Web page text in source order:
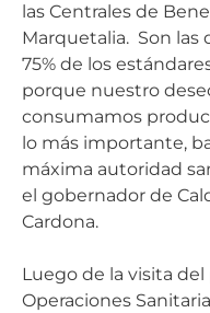
las Centrales de
Marquetalia. Son las
75% de los
porque nuestro
consumamos
lo más importante,
máxima autoridad
el gobernador de
Cardona.
Luego de la visita
Operaciones